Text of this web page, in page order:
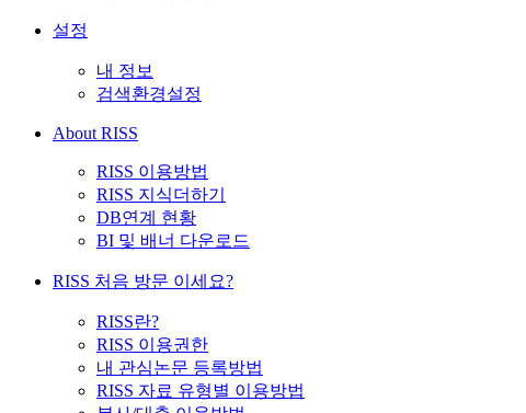
설정
내 정보
검색환경설정
About RISS
RISS 이용방법
RISS 지식더하기
DB연계 현황
BI 및 배너 다운로드
RISS 처음 방문 이세요?
RISS란?
RISS 이용권한
내 관심논문 등록방법
RISS 자료 유형별 이용방법